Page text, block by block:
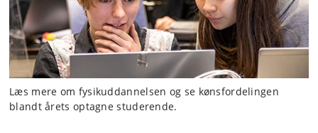
Læs mere om fysikuddannelsen og se kønsfordelingen
blandt årets optagne studerende.